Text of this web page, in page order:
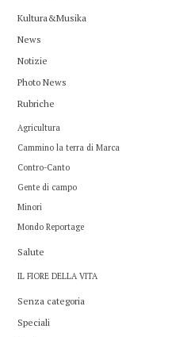
Kultura&Musika
News
Notizie
Photo News
Rubriche
Agricultura
Cammino la terra di Marca
Contro-Canto
Gente di campo
Minori
Mondo Reportage
Salute
IL FIORE DELLA VITA
Senza categoria
Speciali